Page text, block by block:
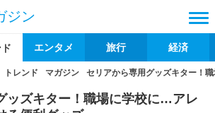
ジン
エンタメ 旅行 経済
トレンド マガジン セリアから専用グッズキター！
ッズキター！職場に学校に…アレ